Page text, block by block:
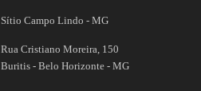
Sítio Campo Lindo - MG
Rua Cristiano Moreira, 150
Buritis - Belo Horizonte - MG